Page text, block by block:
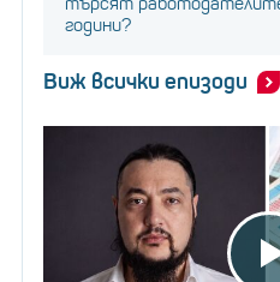
години?
Виж всички епизоди